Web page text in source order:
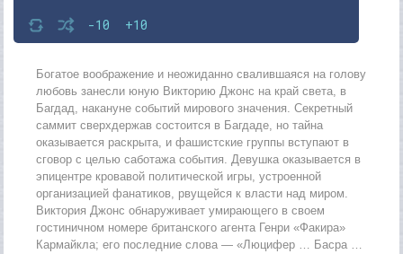
-10 +10
Богатое воображение и неожиданно свалившаяся на голову
любовь занесли юную Викторию Джонс на край света, в
Багдад, накануне событий мирового значения. Секретный
саммит сверхдержав состоится в Багдаде, но тайна
оказывается раскрыта, и фашистские группы вступают в
сговор с целью саботажа события. Девушка оказывается в
эпицентре кровавой политической игры, устроенной
организацией фанатиков, рвущейся к власти над миром.
Виктория Джонс обнаруживает умирающего в своем
гостиничном номере британского агента Генри «Факира»
Кармайкла; его последние слова — «Люцифер … Басра …